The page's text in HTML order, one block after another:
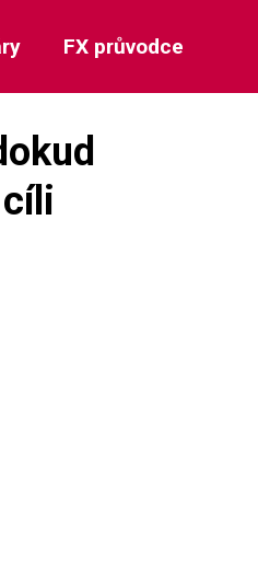
FX průvodce